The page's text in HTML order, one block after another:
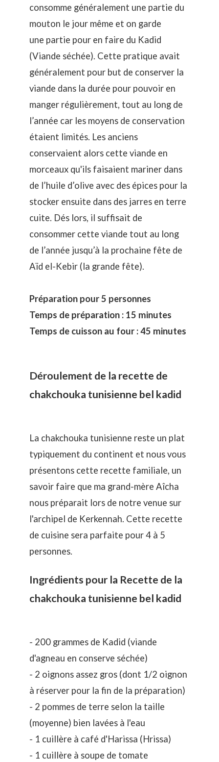
consomme généralement une partie du
mouton le jour même et on garde
une partie pour en faire du Kadid
(Viande séchée). Cette pratique avait
généralement pour but de conserver la
viande dans la durée pour pouvoir en
manger régulièrement, tout au long de
l’année car les moyens de conservation
étaient limités. Les anciens
conservaient alors cette viande en
morceaux qu'ils faisaient mariner dans
de l’huile d’olive avec des épices pour la
stocker ensuite dans des jarres en terre
cuite. Dés lors, il suffisait de
consommer cette viande tout au long
de l’année jusqu’à la prochaine fête de
Aïd el-Kebir (la grande fête).
Préparation pour 5 personnes
Temps de préparation : 15 minutes
Temps de cuisson au four : 45 minutes
Déroulement de la recette de
chakchouka tunisienne bel kadid
La chakchouka tunisienne reste un plat
typiquement du continent et nous vous
présentons cette recette familiale, un
savoir faire que ma grand-mère Aîcha
nous préparait lors de notre venue sur
l'archipel de Kerkennah. Cette recette
de cuisine sera parfaite pour 4 à 5
personnes.
Ingrédients pour la Recette de la
chakchouka tunisienne bel kadid
- 200 grammes de Kadid (viande
d'agneau en conserve séchée)
- 2 oignons assez gros (dont 1/2 oignon
à réserver pour la fin de la préparation)
- 2 pommes de terre selon la taille
(moyenne) bien lavées à l'eau
- 1 cuillère à café d'Harissa (Hrissa)
- 1 cuillère à soupe de tomate